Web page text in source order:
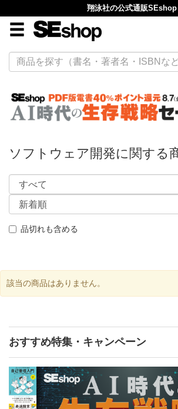
翔泳社の公式通販SEshop
ソフトウェア開発に関する
品切れも含める
該当の商品はありません。
おすすめ特集・キャンペーン